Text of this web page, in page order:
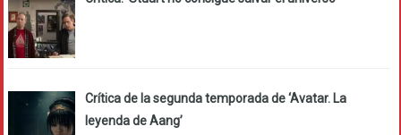
Crítica de la segunda temporada de ‘Avatar. La
leyenda de Aang’